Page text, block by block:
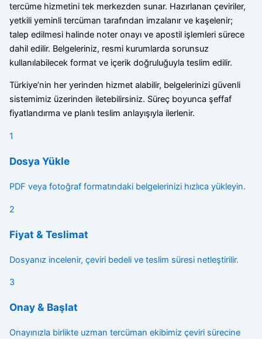
tercüme hizmetini tek merkezden sunar. Hazırlanan çeviriler,
yetkili yeminli tercüman tarafından imzalanır ve kaşelenir;
talep edilmesi halinde noter onayı ve apostil işlemleri sürece
dahil edilir. Belgeleriniz, resmi kurumlarda sorunsuz
kullanılabilecek format ve içerik doğruluğuyla teslim edilir.
Türkiye’nin her yerinden hizmet alabilir, belgelerinizi güvenli
sistemimiz üzerinden iletebilirsiniz. Süreç boyunca şeffaf
fiyatlandırma ve planlı teslim anlayışıyla ilerlenir.
1
Dosya Yükle
PDF veya fotoğraf formatındaki belgelerinizi hızlıca yükleyin.
2
Fiyat & Teslimat
Dosyanız incelenir, çeviri bedeli ve teslim süresi netleştirilir.
3
Onay & Başlat
Onayınızla birlikte uzman tercüman ekibimiz çeviri sürecine